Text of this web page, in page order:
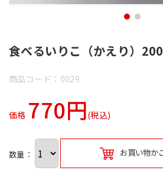
食べるいりこ（かえり）
商品コード：0029
価格 770円(税込)
数量： お買い物か